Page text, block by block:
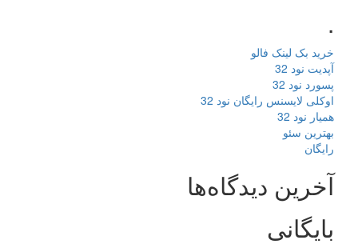
.
خرید بک لینک فالو
آپدیت نود 32
پسورد نود 32
اوکلی لایسنس رایگان نود 32
همیار نود 32
بهترین سئو
رایگان
آخرین دیدگاه‌ها
بایگانی